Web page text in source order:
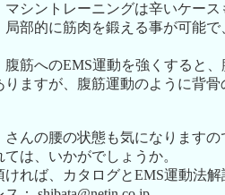
マシントレーニングは辛いケー
局部的に筋肉を鍛える事が可能
筋へのEMS運動を強くすると
りますが、腹筋運動のように背
さんの腰の状態も気になります
は、いかがでしょうか。
れば、カタログとEMS運動法